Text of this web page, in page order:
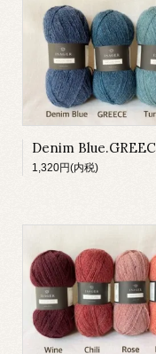
1,320円(内税)